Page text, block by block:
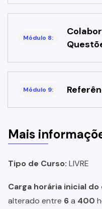
Módulo 8:
Módulo 9:
Mais
Tipo de Curso: LIVRE
Carga horária inicial do
alterado entre 6a 400